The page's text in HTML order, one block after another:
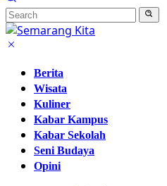
Berita
Wisata
Kuliner
Kabar Kampus
Kabar Sekolah
Seni Budaya
Opini